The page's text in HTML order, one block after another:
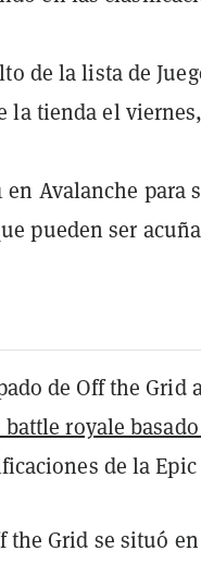
de la lista de
la tienda el
Avalanche para
pueden ser
de Off the Grid
royale
de la Epic
the Grid se situó